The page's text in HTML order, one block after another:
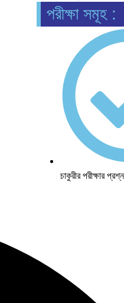
পরীক্ষা সমূহ :
চাকুরীর পরীক্ষার